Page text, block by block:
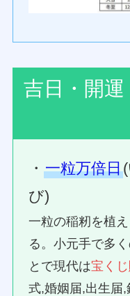
吉日・開
・一粒万倍日
び)
一粒の稲籾を植
る。小元手で多
とで現代は宝く
式,婚姻届,出生届